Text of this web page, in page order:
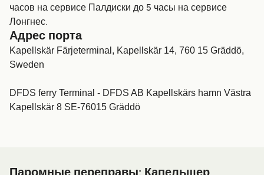
المغرب Maroc (FR)
часов на сервисе Палдиски до 5 часы на сервисе
Лонгнес.
Адрес порта
Kapellskär Färjeterminal, Kapellskär 14, 760 15 Gräddö,
Sweden
DFDS ferry Terminal - DFDS AB Kapellskärs hamn Västra
Kapellskär 8 SE-76015 Gräddö